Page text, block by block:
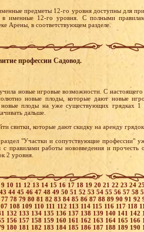
предметы 12-го уровня доступны для
именные 12-го уровня. С полными
Арены, в соответствующем разделе.
профессии Садовод.
новые игровые возможности. С
новые плоды, которые дают новые
новые плоды на уже существующих грядках
дальше.
свитки, которые дают скидку на аренду
"Участки и сопутствующие профессии"
правилами работы нововведения и прочесть
2 уровня.
9 10 11 12 13 14 15 16 17 18 19 20 21 22 23 24 25
43 44 45 46 47 48 49 50 51 52 53 54 55 56 57 58
77 78 79 80 81 82 83 84 85 86 87 88 89 90 91 92
108 109 110 111 112 113 114 115 116 117 118
132 133 134 135 136 137 138 139 140 141 142
156 157 158 159 160 161162 163 164 165 166
180 181 182 183 184 185 186 187 188 189 190